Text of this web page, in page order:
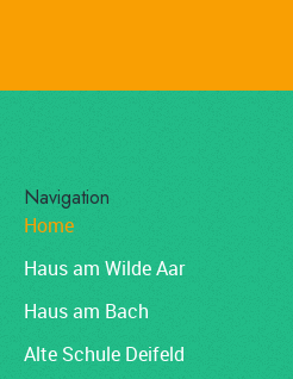
Navigation
Home
Haus am Wilde Aar
Haus am Bach
Alte Schule Deifeld